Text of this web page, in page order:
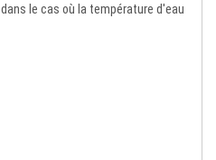
le cas où la température d'eau